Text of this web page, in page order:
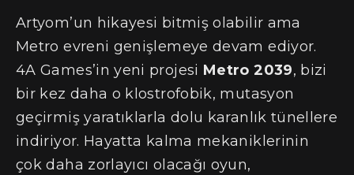
Artyom’un hikayesi bitmiş olabilir ama
Metro evreni genişlemeye devam ediyor.
4A Games’in yeni projesi Metro 2039, bizi
bir kez daha o klostrofobik, mutasyon
geçirmiş yaratıklarla dolu karanlık tünellere
indiriyor. Hayatta kalma mekaniklerinin
çok daha zorlayıcı olacağı oyun,